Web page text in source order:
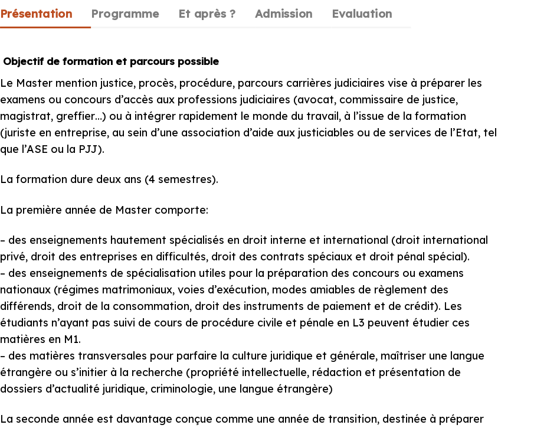
Présentation Programme Et après ? Admission Evaluation
Objectif de formation et parcours possible
Le Master mention justice, procès, procédure, parcours carrières judiciaires vise à préparer les
examens ou concours d’accès aux professions judiciaires (avocat, commissaire de justice,
magistrat, greffier…) ou à intégrer rapidement le monde du travail, à l’issue de la formation
(juriste en entreprise, au sein d’une association d’aide aux justiciables ou de services de l’Etat, tel
que l’ASE ou la PJJ).
La formation dure deux ans (4 semestres).
La première année de Master comporte:
– des enseignements hautement spécialisés en droit interne et international (droit international
privé, droit des entreprises en difficultés, droit des contrats spéciaux et droit pénal spécial).
– des enseignements de spécialisation utiles pour la préparation des concours ou examens
nationaux (régimes matrimoniaux, voies d’exécution, modes amiables de règlement des
différends, droit de la consommation, droit des instruments de paiement et de crédit). Les
étudiants n’ayant pas suivi de cours de procédure civile et pénale en L3 peuvent étudier ces
matières en M1.
– des matières transversales pour parfaire la culture juridique et générale, maîtriser une langue
étrangère ou s’initier à la recherche (propriété intellectuelle, rédaction et présentation de
dossiers d’actualité juridique, criminologie, une langue étrangère)
La seconde année est davantage conçue comme une année de transition, destinée à préparer